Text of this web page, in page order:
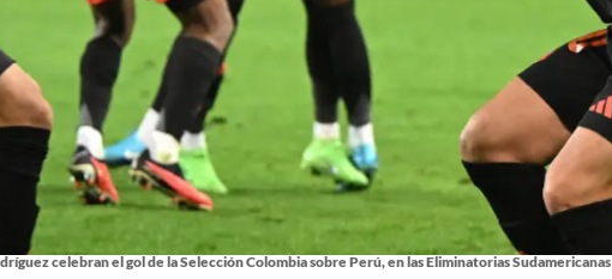
celebran el gol de la Selección Colombia sobre Perú, en las Eliminatorias Sudamericanas